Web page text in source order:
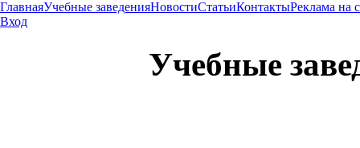
ГлавнаяУчебные заведенияНовостиСтатьиКонтактыРеклама на
Вход
Учебные